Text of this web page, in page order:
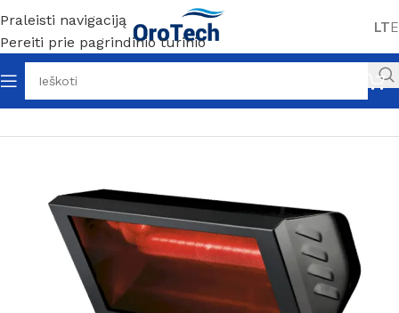
Praleisti navigaciją
Pereiti prie pagrindinio turinio
LT
Pradžia Šildymas Infraraudonųjų spindulių šildytuvai